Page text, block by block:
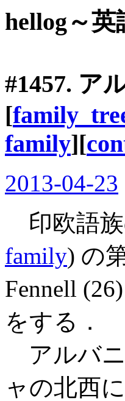
hellog～
#1457. ア
[
family][
2013-04-23
印欧語族
family) の
Fennell
をする．
アルバ
ャの北西